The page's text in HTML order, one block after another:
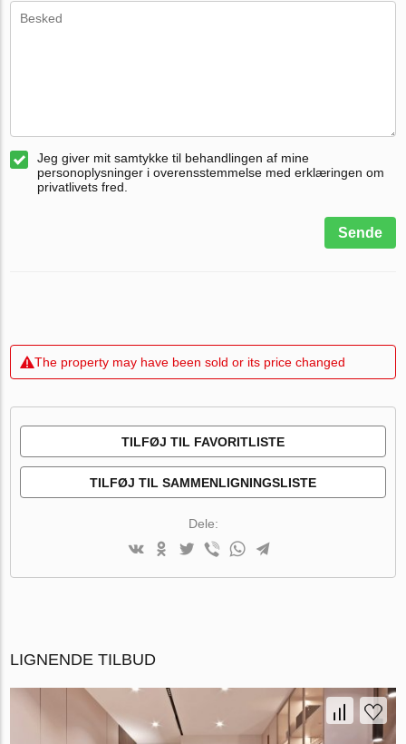
Jeg giver mit samtykke til behandlingen af mine
personoplysninger i overensstemmelse med erklæringen om
privatlivets fred.
Sende
The property may have been sold or its price changed
TILFØJ TIL FAVORITLISTE
TILFØJ TIL SAMMENLIGNINGSLISTE
Dele:
LIGNENDE TILBUD